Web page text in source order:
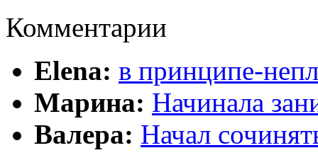
Комментарии
Elena: в принципе-
Марина: Начинала
Валера: Начал